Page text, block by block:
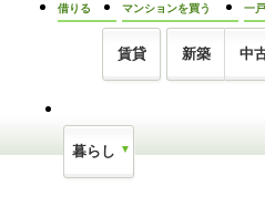
借りる
賃貸
マンションを買う
新築 中
一
暮らし